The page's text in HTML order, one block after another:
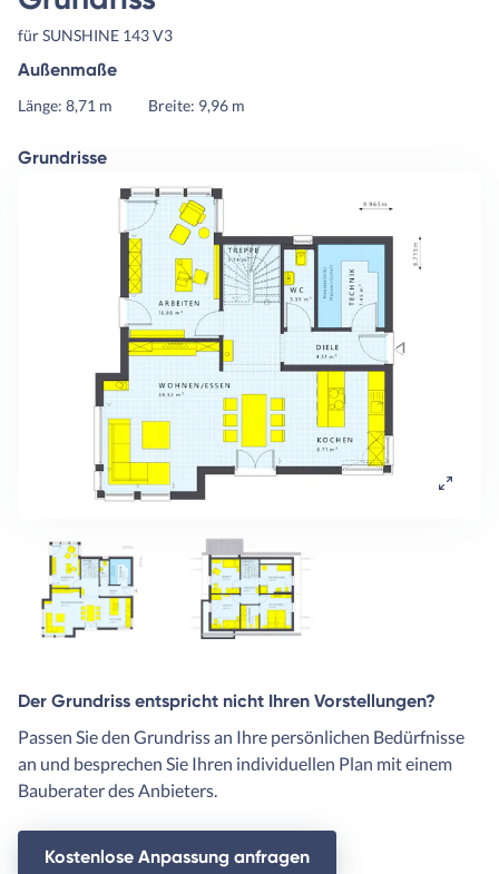
für SUNSHINE 143 V3
Außenmaße
Länge: 8,71 m Breite: 9,96 m
Grundrisse
Der Grundriss entspricht nicht Ihren Vorstellungen?
Passen Sie den Grundriss an Ihre persönlichen Bedürfnisse
an und besprechen Sie Ihren individuellen Plan mit einem
Bauberater des Anbieters.
Kostenlose Anpassung anfragen